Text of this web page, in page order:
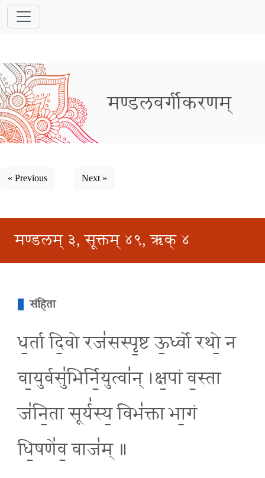
मण्डलवर्गीकरणम्
« Previous Next »
मण्डलम् ३, सूक्तम् ४९, ऋक् ४
संहिता
ध॒र्ता दि॒वो रज॑सस्पृ॒ष्ट ऊ॒र्ध्वो रथो॒ न
वा॒युर्वसु॑भिर्नि॒युत्वा॑न् ।क्ष॒पां व॒स्ता
ज॑नि॒ता सूर्य॑स्य॒ विभ॑क्ता भा॒गं
धि॒षणे॑व॒ वाज॑म् ॥